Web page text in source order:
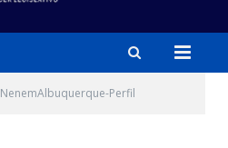
NenemAlbuquerque-Perfil